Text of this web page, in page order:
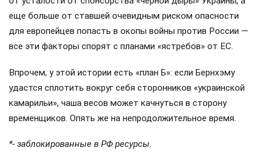
еще больше от ставшей очевидным риском опасности
для европейцев попасть в окопы войны против России —
все эти факторы спорят с планами «ястребов» от ЕС.
Впрочем, у этой истории есть «план Б»: если Бернхэму
удастся сплотить вокруг себя сторонников «украинской
камарильи», чаша весов может качнуться в сторону
временщиков. Опять же на непродолжительное время.
*- заблокированные в РФ ресурсы.